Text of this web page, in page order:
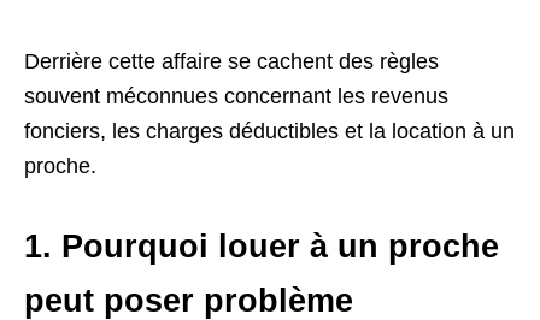
Derrière cette affaire se cachent des règles
souvent méconnues concernant les revenus
fonciers, les charges déductibles et la location à un
proche.
1. Pourquoi louer à un proche
peut poser problème